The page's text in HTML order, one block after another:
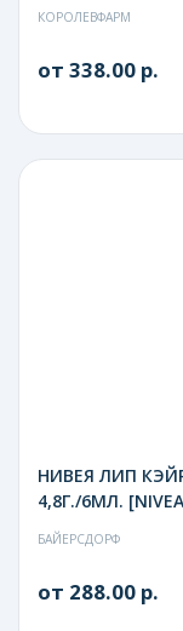
КОРОЛЕВФАРМ
от 338.00 р.
НИВЕЯ ЛИП
4,8Г./6МЛ.
БАЙЕРСДОРФ
от 288.00 р.